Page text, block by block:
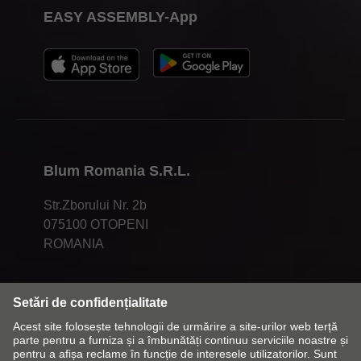
Blum Romania S.R.L.
Str.Zborului Nr. 2b
075100 OTOPENI
ROMANIA
EASY ASSEMBLY-App
Modificați piața și limba